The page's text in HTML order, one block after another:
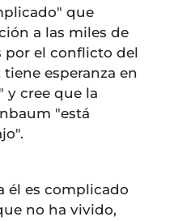
que
a las miles de
por el conflicto del
esperanza en
y cree que la
"está
él es complicado
no ha vivido,